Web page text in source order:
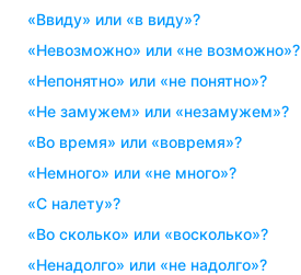
«ввиду» или «в виду»?
«невозможно» или «не возможно»?
«непонятно» или «не понятно»?
«не замужем» или «незамужем»?
«во время» или «вовремя»?
«немного» или «не много»?
«с налету»?
«во сколько» или «восколько»?
«ненадолго» или «не надолго»?